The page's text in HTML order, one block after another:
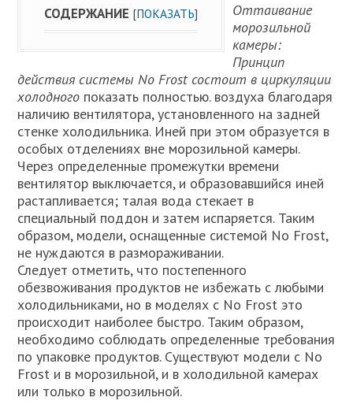
СОДЕРЖАНИЕ [ПОКАЗАТЬ]
Оттаивание
морозильной
камеры:
Принцип
действия системы No Frost состоит в циркуляции
холодного показать полностью. воздуха благодаря
наличию вентилятора, установленного на задней
стенке холодильника. Иней при этом образуется в
особых отделениях вне морозильной камеры.
Через определенные промежутки времени
вентилятор выключается, и образовавшийся иней
растапливается; талая вода стекает в
специальный поддон и затем испаряется. Таким
образом, модели, оснащенные системой No Frost,
не нуждаются в размораживании.
Следует отметить, что постепенного
обезвоживания продуктов не избежать с любыми
холодильниками, но в моделях с No Frost это
происходит наиболее быстро. Таким образом,
необходимо соблюдать определенные требования
по упаковке продуктов. Существуют модели с No
Frost и в морозильной, и в холодильной камерах
или только в морозильной.